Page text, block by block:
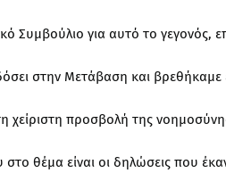
για αυτό το γεγονός,
στην Μετάβαση και βρεθήκαμε
χείριστη προσβολή της
θέμα είναι οι δηλώσεις που